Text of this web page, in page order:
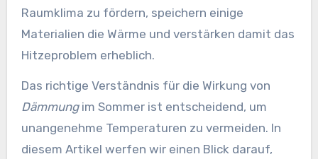
Raumklima zu fördern, speichern einige
Materialien die Wärme und verstärken damit das
Hitzeproblem erheblich.
Das richtige Verständnis für die Wirkung von
Dämmungim Sommer ist entscheidend, um
unangenehme Temperaturen zu vermeiden. In
diesem Artikel werfen wir einen Blick darauf,